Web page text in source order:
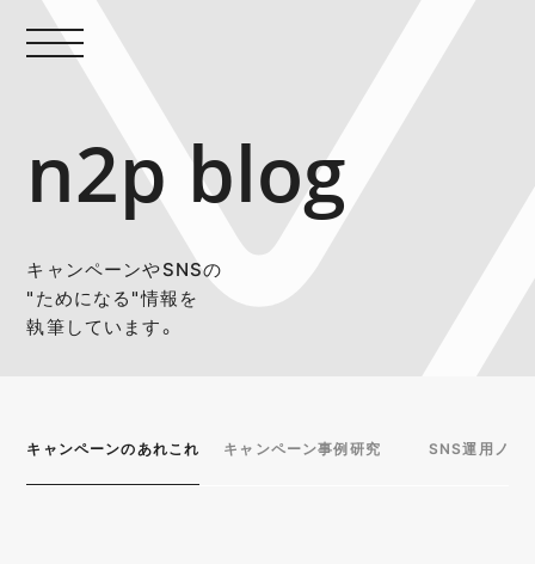
n2p blog
キャンペーンやSNSの
"ためになる"情報を
執筆しています。
キャンペーンのあれこれ キャンペーン事例研究 SNS運用ノウ